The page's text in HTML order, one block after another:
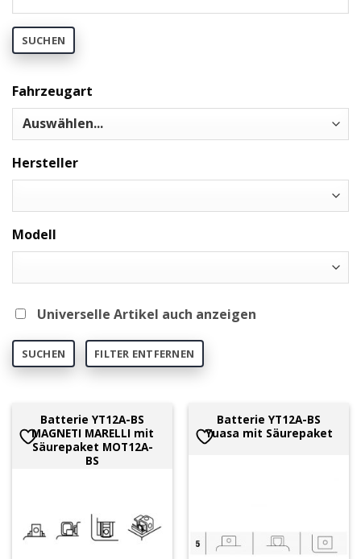
SUCHEN
Fahrzeugart
Hersteller
Modell
Universelle Artikel auch anzeigen
SUCHEN FILTER ENTFERNEN
Batterie YT12A-BS
MAGNETI MARELLI mit
Säurepaket MOT12A-
BS
Batterie YT12A-BS
Yuasa mit Säurepaket